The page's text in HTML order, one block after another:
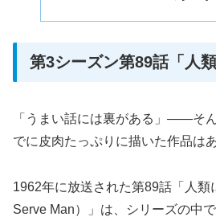
第3シーズン第89話「人
「うまい話には裏がある」――そ
でに皮肉たっぷりに描いた作品は
1962年に放送された第89話「人類
Serve Man）」は、シリーズの中